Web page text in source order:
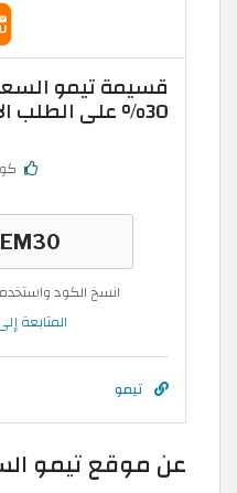
قسيمة تيمو
30% على الطلب الأول
انسخ الكود
المتابعة
تيمو
عن موقع تيمو